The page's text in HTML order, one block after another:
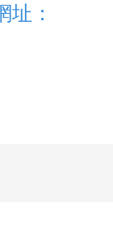
址：